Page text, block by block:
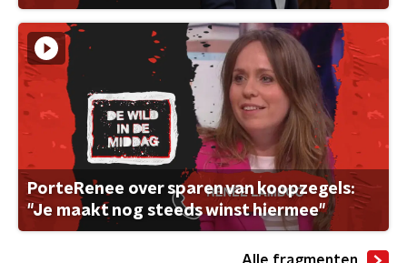
PorteRenee over sparen van koopzegels:
"Je maakt nog steeds winst hiermee"